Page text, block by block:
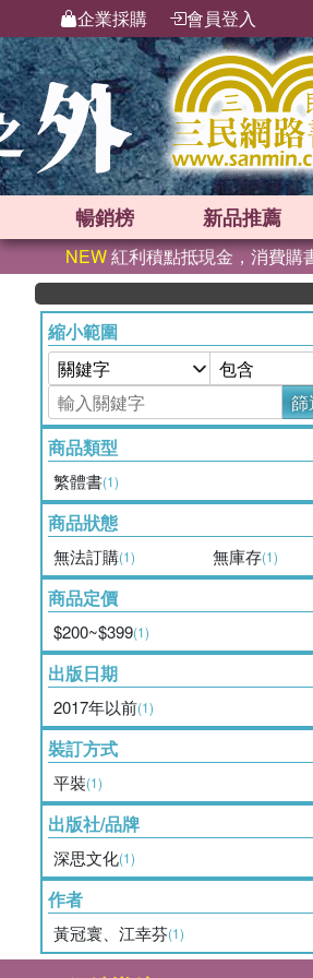
企業採購 會員登入
暢銷榜 新品推薦
NEW紅利積點抵現金，消費購
縮小範圍
篩
商品類型
繁體書(1)
商品狀態
無法訂購(1) 無庫存(1)
商品定價
$200~$399(1)
出版日期
2017年以前(1)
裝訂方式
平裝(1)
出版社/品牌
深思文化(1)
作者
黃冠寰、江幸芬(1)